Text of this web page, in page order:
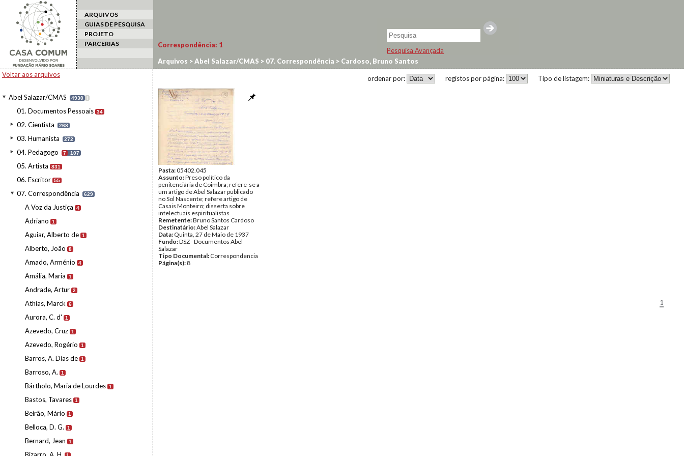
ARQUIVOS
GUIAS DE PESQUISA
PROJETO
PARCERIAS
Pesquisa Avançada
Voltar aos arquivos
Abel Salazar/CMAS 4930 I
01. Documentos Pessoais 34
02. Cientista 268
03. Humanista 272
04. Pedagogo 7 107
05. Artista 831
06. Escritor 55
07. Correspondência 629
A Voz da Justiça 4
Adriano 1
Aguiar, Alberto de 1
Alberto, João 8
Amado, Arménio 4
Amália, Maria 1
Andrade, Artur 2
Athias, Marck 6
Aurora, C. d' 1
Azevedo, Cruz 1
Azevedo, Rogério 1
Barros, A. Dias de 1
Barroso, A. 1
Bártholo, Maria de Lourdes 1
Bastos, Tavares 1
Beirão, Mário 1
Belloca, D. G. 1
Bernard, Jean 1
Correspondência: 1
Arquivos >Abel Salazar/CMAS > 07. Correspondência > Cardoso, Bruno Santos
Tipo de listagem:
registos por página:
ordenar por:
Pasta:05402.045
Assunto:Preso político da
penitenciária de Coimbra; refere-se a
um artigo de Abel Salazar publicado
no Sol Nascente; refere artigo de
Casais Monteiro; disserta sobre
intelectuais espiritualistas
Remetente:Bruno Santos Cardoso
Destinatário:Abel Salazar
Data: Quinta, 27 de Maio de 1937
Fundo:DSZ - Documentos Abel
Salazar
Tipo Documental: Correspondencia
Página(s): 8
1